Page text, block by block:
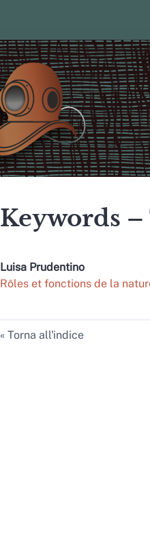
Keywords
Luisa Prudentino
Rôles et fonctions de la
Torna all'indice